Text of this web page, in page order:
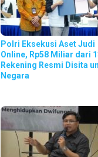
Polri Eksekusi Aset Judi
Online, Rp58 Miliar dari
Rekening Resmi Disita
Negara